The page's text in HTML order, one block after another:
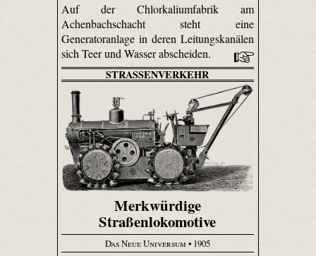
Auf der Chlorkaliumfabrik am
Achenbachschacht steht eine
Generatoranlage in deren Leitungskanälen
sich Teer und Wasser abscheiden.
STRASSENVERKEHR
Merkwürdige
Straßenlokomotive
Das Neue Universum • 1905